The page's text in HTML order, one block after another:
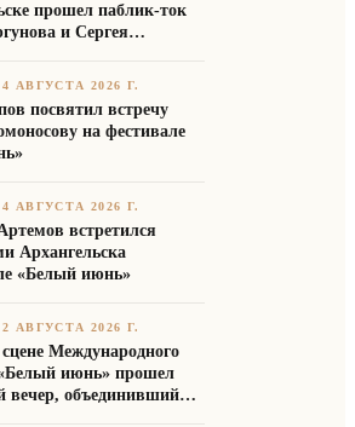
прошел паблик-ток
и Сергея
4 АВГУСТА 2026 Г.
посвятил встречу
на фестивале
4 АВГУСТА 2026 Г.
встретился
Архангельска
«Белый июнь»
2 АВГУСТА 2026 Г.
Международного
июнь» прошел
вечер, объединивший